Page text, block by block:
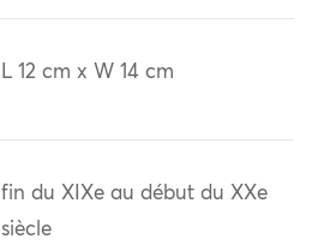
L 12 cm x W 14 cm
fin du XIXe au début du XXe
siècle